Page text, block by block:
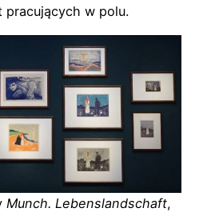
pracujących w polu.
Munch. Lebenslandschaft,